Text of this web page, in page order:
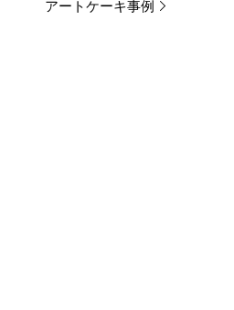
アートケーキ事例